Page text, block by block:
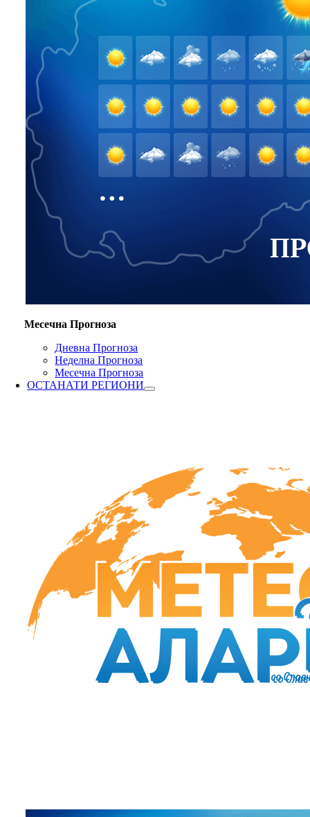
Месечна Прогноза
Дневна Прогноза
Неделна Прогноза
Месечна Прогноза
ОСТАНАТИ РЕГИОНИ